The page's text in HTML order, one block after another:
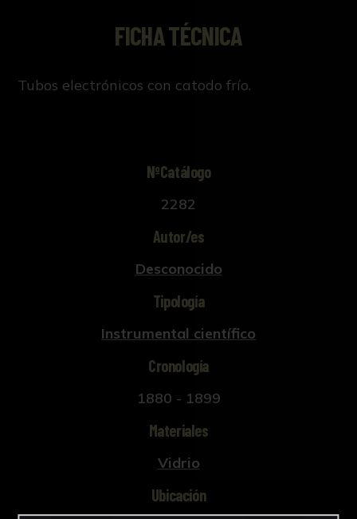
FICHA TÉCNICA
Tubos electrónicos con catodo frío.
NºCatálogo
2282
Autor/es
Desconocido
Tipología
Instrumental científico
Cronología
1880 - 1899
Materiales
Vidrio
Ubicación